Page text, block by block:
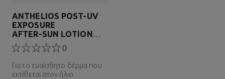
ANTHELIOS POST-UV
EXPOSURE
AFTER-SUN LOTION
ΓΙΑ ΕΥΑΙΣΘΗΤΟ ΔΕΡΜΑ
0
Για το ευαίσθητο δέρμα που
εκτίθεται στον ήλιο.